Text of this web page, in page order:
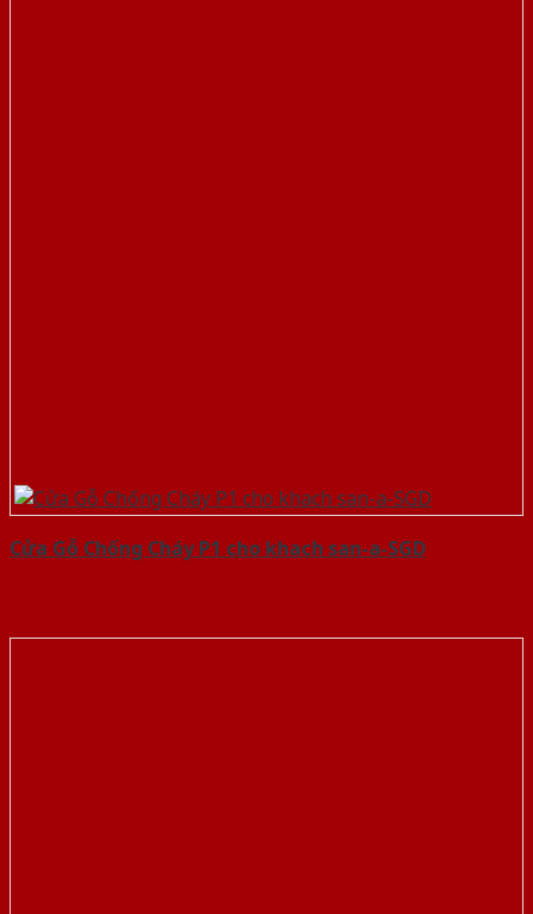
Cửa Gỗ Chống Cháy P1 cho khach san-a-SGD